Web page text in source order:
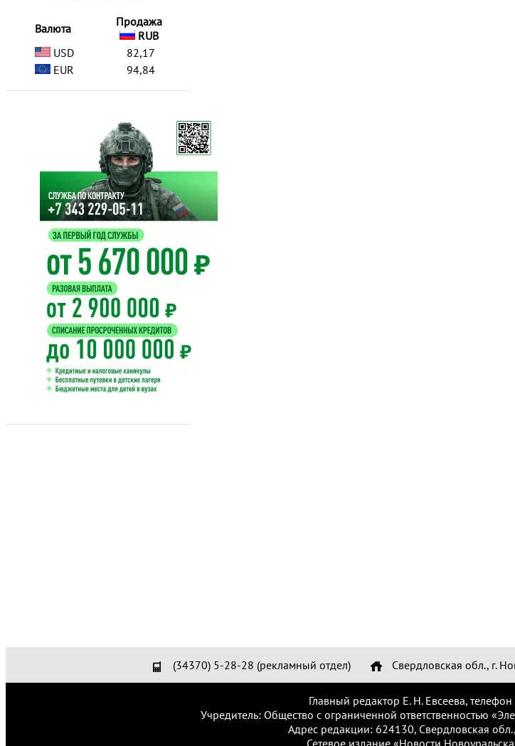
Валюта
Продажа
RUB
USD
82,17
EUR
94,84
(34370) 5-28-28 (рекламный отдел) Свердловская обл., г.
Главный редактор Е. Н. Евсеева,
Учредитель: Общество с ограниченной ответственностью
Адрес редакции: 624130, Свердловская